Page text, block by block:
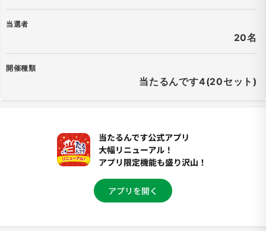
当選者
20名
開催種類
当たるんです4(20セット)